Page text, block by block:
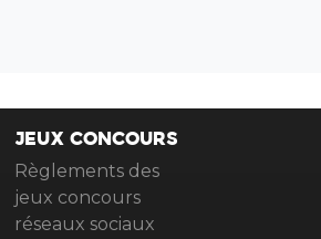
JEUX CONCOURS
Règlements des
jeux concours
réseaux sociaux